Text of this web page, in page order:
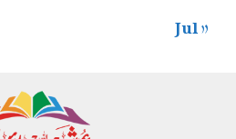
« Jul